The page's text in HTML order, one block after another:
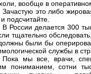
вообще в
Зачастую это либо
подсчитайте.
В России делается 300
тщательно
были бы
службы в
Пока мы все, врачи,
пониманием, сотни